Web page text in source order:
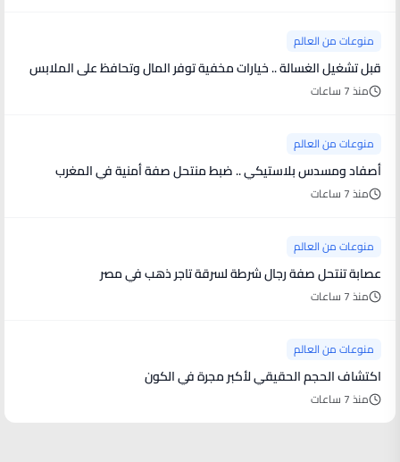
منوعات من العالم
قبل تشغيل الغسالة .. خيارات مخفية توفر المال وتحافظ على الملابس
منذ 7 ساعات
منوعات من العالم
أصفاد ومسدس بلاستيكي .. ضبط منتحل صفة أمنية في المغرب
منذ 7 ساعات
منوعات من العالم
عصابة تنتحل صفة رجال شرطة لسرقة تاجر ذهب في مصر
منذ 7 ساعات
منوعات من العالم
اكتشاف الحجم الحقيقي لأكبر مجرة في الكون
منذ 7 ساعات